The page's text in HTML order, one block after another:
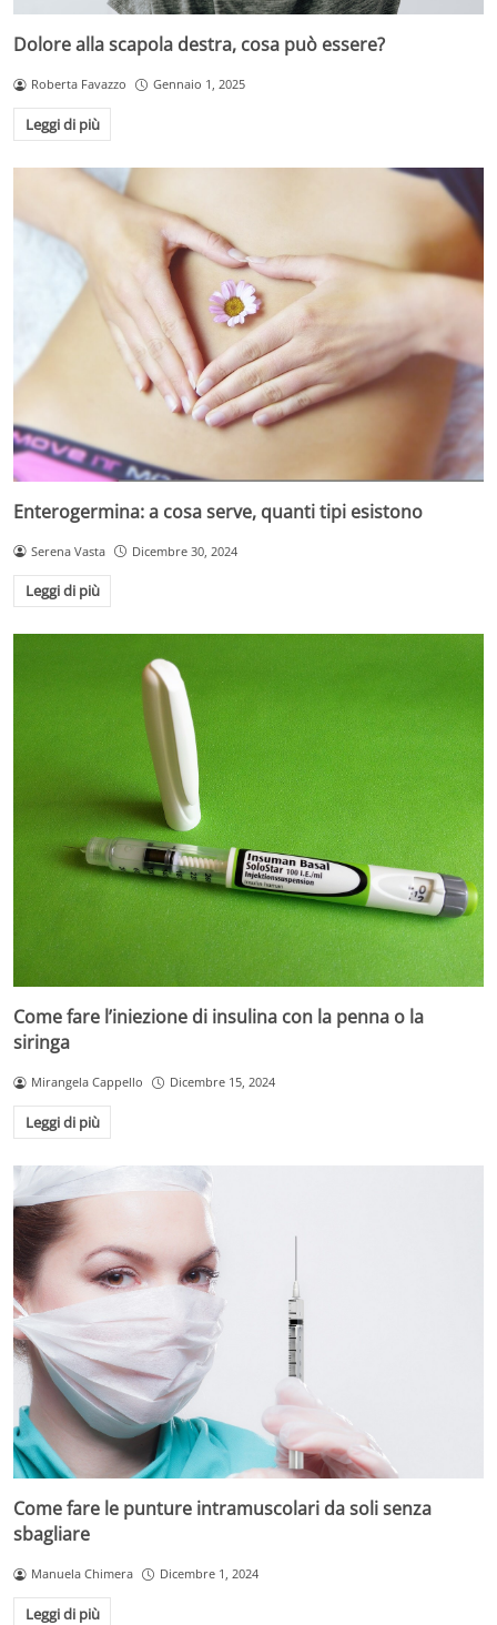
Dolore alla scapola destra, cosa può essere?
Roberta Favazzo Gennaio 1, 2025
Leggi di più
Enterogermina: a cosa serve, quanti tipi esistono
Serena Vasta Dicembre 30, 2024
Leggi di più
Come fare l’iniezione di insulina con la penna o la
siringa
Mirangela Cappello Dicembre 15, 2024
Leggi di più
Come fare le punture intramuscolari da soli senza
sbagliare
Manuela Chimera Dicembre 1, 2024
Leggi di più